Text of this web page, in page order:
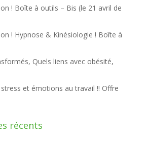
! Boîte à outils – Bis (le 21 avril de
! Hypnose & Kinésiologie ! Boîte à
Quels liens avec obésité,
et émotions au travail !! Offre
récents